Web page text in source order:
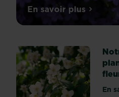
Quelles
dans
le
jardin ?
Des
En savoir plus
sur Plantes
En